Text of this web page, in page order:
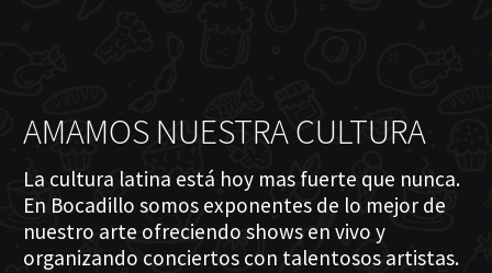
AMAMOS NUESTRA CULTURA
La cultura latina está hoy mas fuerte que nunca.
En Bocadillo somos exponentes de lo mejor de
nuestro arte ofreciendo shows en vivo y
organizando conciertos con talentosos artistas.